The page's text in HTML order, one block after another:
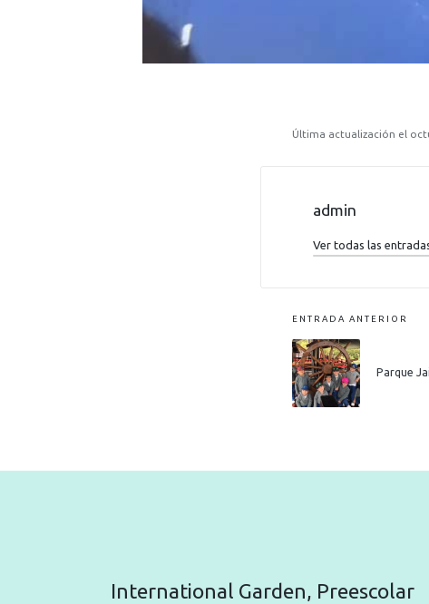
Última actualización el
admin
Ver todas las
ENTRADA ANTERIOR
Parque
International Garden, Preescolar